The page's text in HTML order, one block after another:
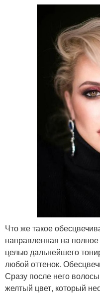
Что же такое
направленная на
целью дальнейшего
любой оттенок.
Сразу после него
желтый цвет, который